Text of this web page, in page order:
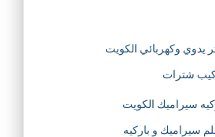
يدوي وكهربائي الكويت
سيراميك الكويت